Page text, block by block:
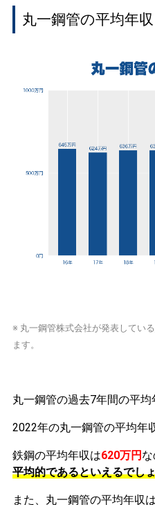
丸一鋼管の平均年収
※ 丸一鋼管株式会社が発表している
ます。
丸一鋼管の過去7年間の平均
2022年の丸一鋼管の平均年
鉄鋼の平均年収は620万円 な
平均的であるといえるでし
また、丸一鋼管の平均年収